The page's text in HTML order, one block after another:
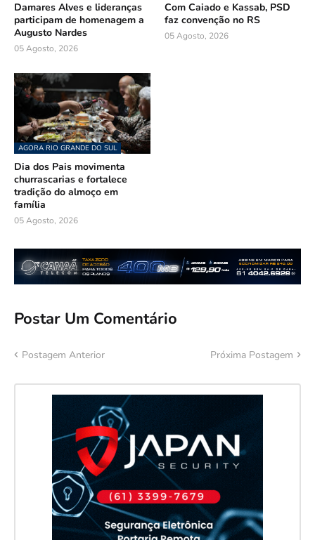
Damares Alves e lideranças
participam de homenagem a
Augusto Nardes
05 Agosto, 2026
Com Caiado e Kassab, PSD
faz convenção no RS
05 Agosto, 2026
AGORA RIO GRANDE DO SUL
Dia dos Pais movimenta
churrascarias e fortalece
tradição do almoço em
família
05 Agosto, 2026
Postar Um Comentário
Postagem Anterior Próxima Postagem